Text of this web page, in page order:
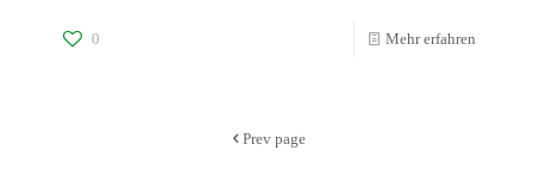
0 Mehr erfahren
Prev page